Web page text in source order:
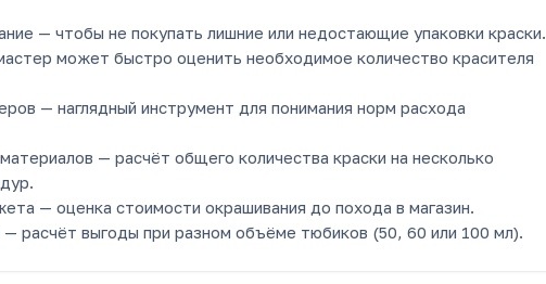
— чтобы не покупать лишние или недостающие упаковки краски.
может быстро оценить необходимое количество красителя
— наглядный инструмент для понимания норм расхода
— расчёт общего количества краски на несколько
— оценка стоимости окрашивания до похода в магазин.
расчёт выгоды при разном объёме тюбиков (50, 60 или 100 мл).